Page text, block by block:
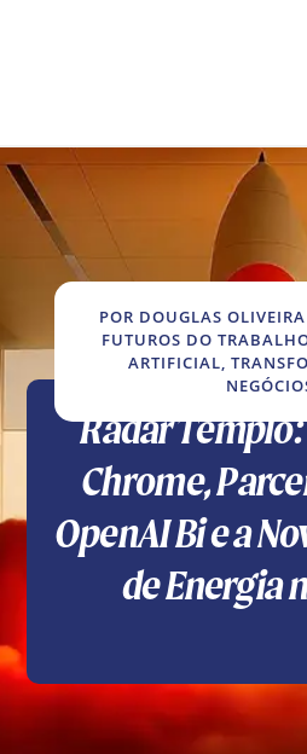
POR DOUGLAS OLIVEIRA
FUTUROS DO
ARTIFICIAL,
Radar
Chrome,
OpenAI Bi e a
de Energia